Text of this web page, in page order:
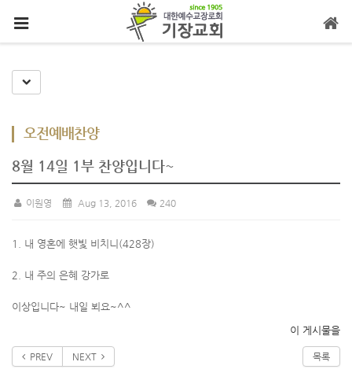
Toggle Dropdown
오전예배찬양
8월 14일 1부 찬양입니다~
이원영 Aug 13, 2016 240
1. 내 영혼에 햇빛 비치니(428장)
2. 내 주의 은혜 강가로
이상입니다~ 내일 뵈요~^^
이 게시물을
PREV NEXT 목록